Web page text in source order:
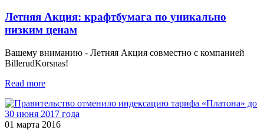
Летняя Акция: крафтбумага по уникально
низким ценам
Вашему вниманию - Летняя Акция совместно с компанией
BillerudKorsnas!
Read more
01 марта 2016